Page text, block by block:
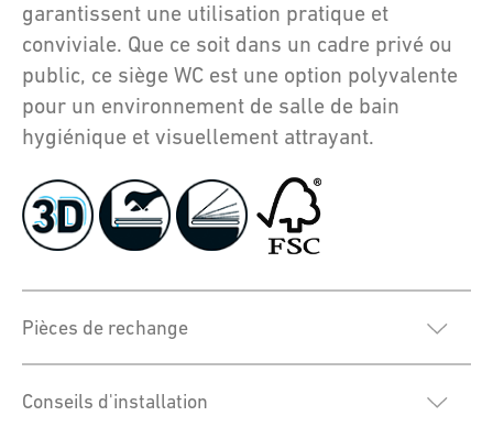
garantissent une utilisation pratique et
conviviale. Que ce soit dans un cadre privé ou
public, ce siège WC est une option polyvalente
pour un environnement de salle de bain
hygiénique et visuellement attrayant.
Pièces de rechange
Conseils d'installation